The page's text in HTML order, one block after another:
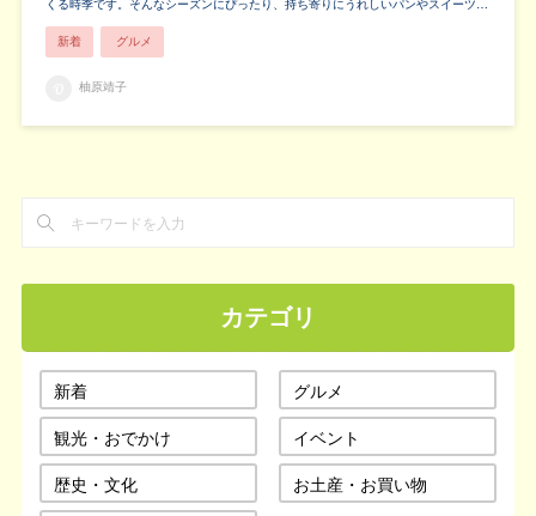
新着 グルメ
柚原靖子
カテゴリ
新着
グルメ
観光・おでかけ
イベント
歴史・文化
お土産・お買い物